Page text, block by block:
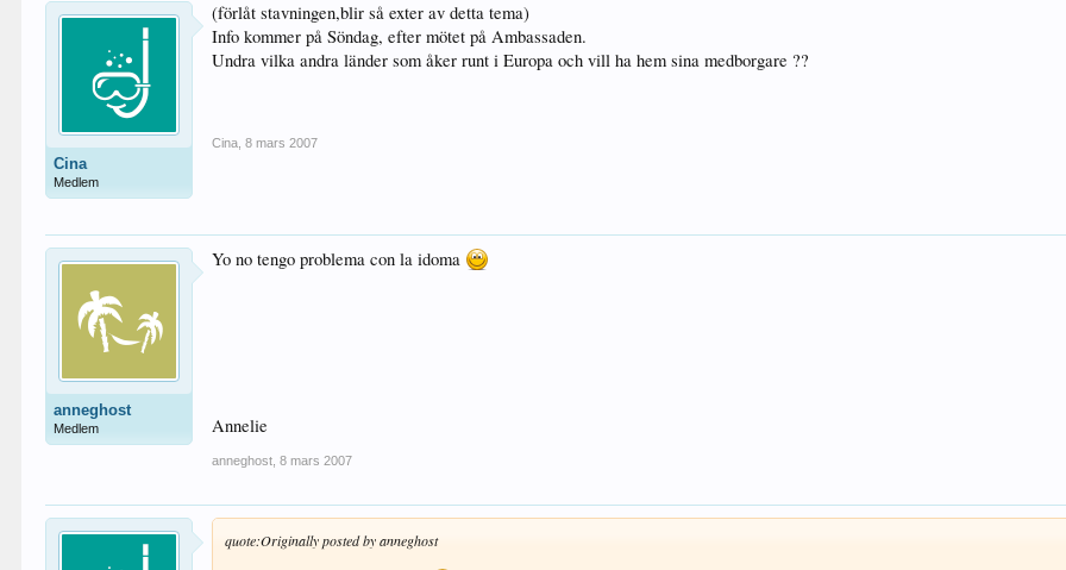
Cina
Medlem
(förlåt stavningen,blir så exter av detta tema)
Info kommer på Söndag, efter mötet på Ambassaden.
Undra vilka andra länder som åker runt i Europa och vill ha hem sina medborgare ??
Cina 8 mars 2007
anneghost
Medlem
Yo no tengo problema con la idoma
Annelie
anneghost 8 mars 2007
quote:Originally posted by anneghost